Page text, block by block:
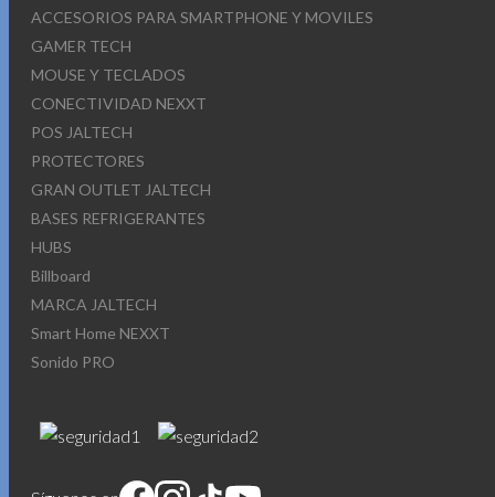
ACCESORIOS PARA SMARTPHONE Y MOVILES
GAMER TECH
MOUSE Y TECLADOS
CONECTIVIDAD NEXXT
POS JALTECH
PROTECTORES
GRAN OUTLET JALTECH
BASES REFRIGERANTES
HUBS
Billboard
MARCA JALTECH
Smart Home NEXXT
Sonido PRO